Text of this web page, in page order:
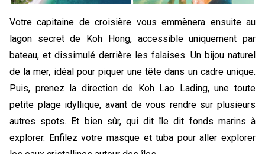
Votre capitaine de croisière vous emmènera ensuite au
lagon secret de Koh Hong, accessible uniquement par
bateau, et dissimulé derrière les falaises. Un bijou naturel
de la mer, idéal pour piquer une tête dans un cadre unique.
Puis, prenez la direction de Koh Lao Lading, une toute
petite plage idyllique, avant de vous rendre sur plusieurs
autres spots. Et bien sûr, qui dit île dit fonds marins à
explorer. Enfilez votre masque et tuba pour aller explorer